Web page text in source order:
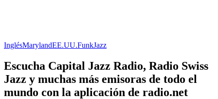
InglésMarylandEE.UU.FunkJazz
Escucha Capital Jazz Radio, Radio Swiss
Jazz y muchas más emisoras de todo el
mundo con la aplicación de radio.net